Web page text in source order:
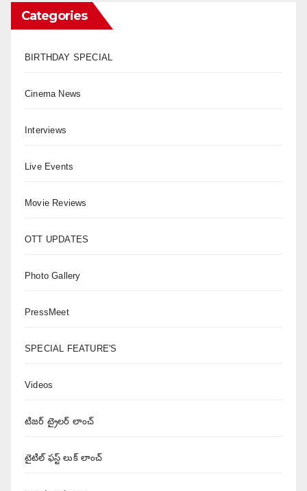
Categories
BIRTHDAY SPECIAL
Cinema News
Interviews
Live Events
Movie Reviews
OTT UPDATES
Photo Gallery
PressMeet
SPECIAL FEATURE'S
Videos
టిజర్ ట్రైలర్ లాంచ్
టైటిల్ ఫస్ట్ లుక్ లాంచ్